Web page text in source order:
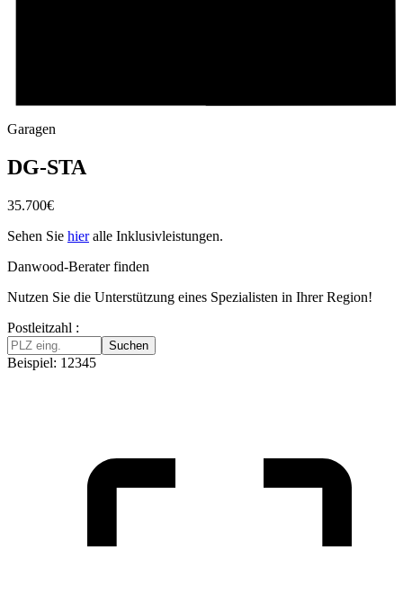
Garagen
DG-STA
35.700€
Sehen Sie hieralle Inklusivleistungen.
Danwood-Berater finden
Nutzen Sie die Unterstützung eines Spezialisten in Ihrer Region!
Postleitzahl :
Suchen
Beispiel: 12345